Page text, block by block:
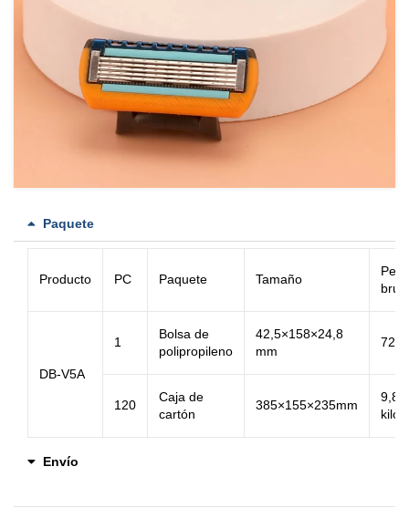
Paquete
Producto PC Paquete Tamaño
Peso
DB-V5A
1
Bolsa de
polipropileno
42,5×158×24,8
mm
120
Caja de
cartón
385×155×235mm
9,8
kilos
Envío